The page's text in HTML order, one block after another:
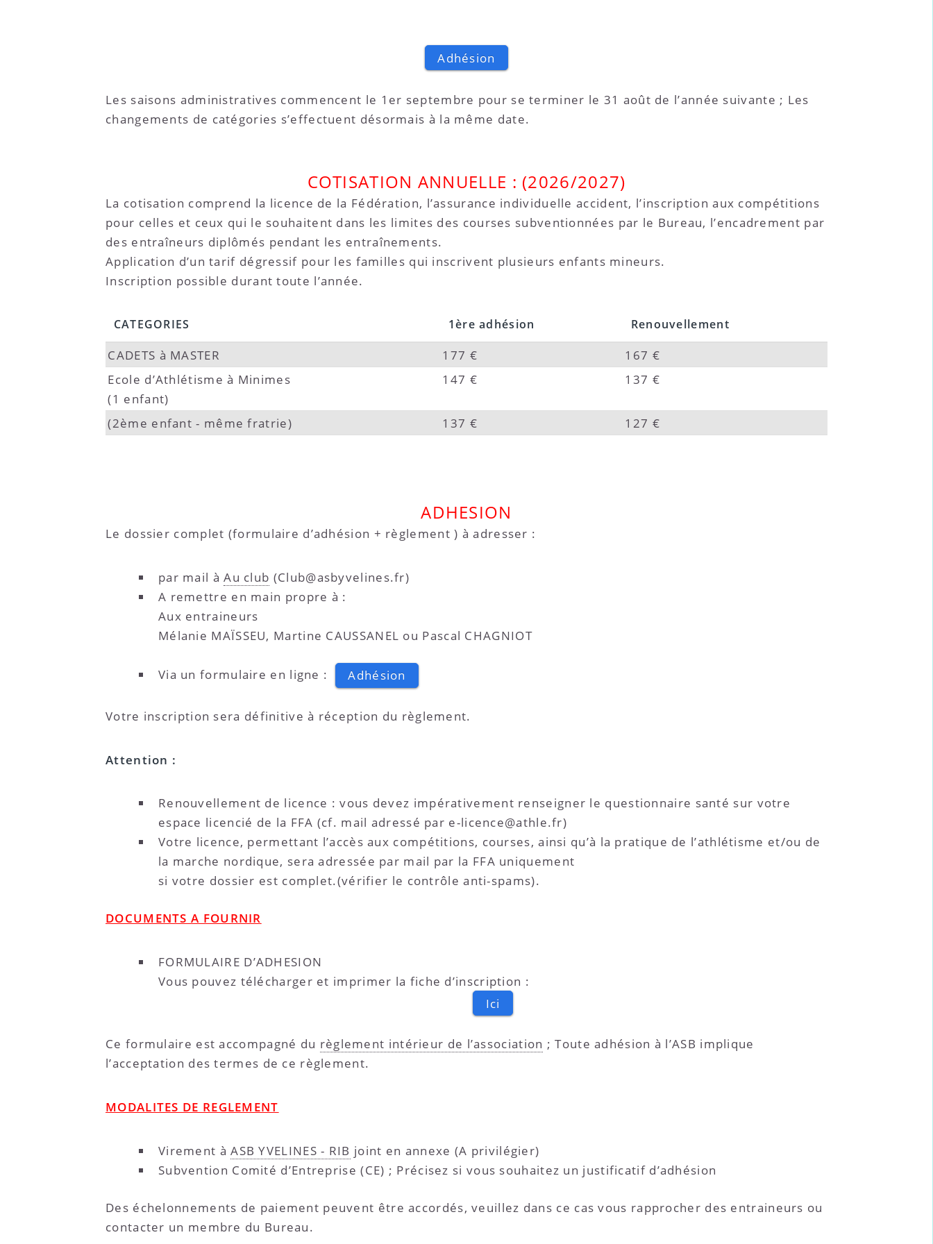
Adhésion
Les saisons administratives commencent le 1er septembre pour se terminer le 31 août de l’année suivante ; Les
changements de catégories s’effectuent désormais à la même date.
COTISATION ANNUELLE : (2026/2027)
La cotisation comprend la licence de la Fédération, l’assurance individuelle accident, l’inscription aux compétitions
pour celles et ceux qui le souhaitent dans les limites des courses subventionnées par le Bureau, l’encadrement par
des entraîneurs diplômés pendant les entraînements.
Application d’un tarif dégressif pour les familles qui inscrivent plusieurs enfants mineurs.
Inscription possible durant toute l’année.
CATEGORIES 1ère adhésion Renouvellement
CADETS à MASTER 177 €
167 €
Ecole d’Athlétisme à Minimes
(1 enfant)
147 € 137 €
(2ème enfant - même fratrie) 137 € 127 €
ADHESION
Le dossier complet (formulaire d’adhésion + règlement ) à adresser :
par mail àAu club (Club@asbyvelines.fr)
A remettre en main propre à :
Aux entraineurs
Mélanie MAÏSSEU, Martine CAUSSANEL ou Pascal CHAGNIOT
Via un formulaire en ligne : Adhésion
Votre inscription sera définitive à réception du règlement.
Attention :
Renouvellement de licence : vous devez impérativement renseigner le questionnaire santé sur votre
espace licencié de la FFA (cf. mail adressé par e-licence@athle.fr)
Votre licence, permettant l’accès aux compétitions, courses, ainsi qu’à la pratique de l’athlétisme et/ou de
la marche nordique, sera adressée par mail par la FFA uniquement
si votre dossier est complet.(vérifier le contrôle anti-spams).
DOCUMENTS A FOURNIR
FORMULAIRE D’ADHESION
Vous pouvez télécharger et imprimer la fiche d’inscription :
Ici
Ce formulaire est accompagné du règlement intérieur de l’association ; Toute adhésion à l’ASB implique
l’acceptation des termes de ce règlement.
MODALITES DE REGLEMENT
Virement àASB YVELINES - RIB joint en annexe (A privilégier)
Subvention Comité d’Entreprise (CE) ; Précisez si vous souhaitez un justificatif d’adhésion
Des échelonnements de paiement peuvent être accordés, veuillez dans ce cas vous rapprocher des entraineurs ou
contacter un membre du Bureau.